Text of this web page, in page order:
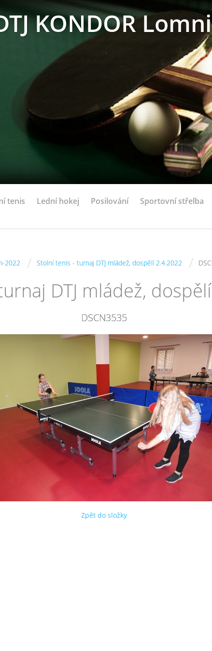
KONDOR
tenis Lední hokej Posilování Sportovní střelba
2022 / Stolní tenis - turnaj DTJ mládež, dospělí 2.4.2022 /
DTJ mládež,
DSCN3535
Zpět do složky